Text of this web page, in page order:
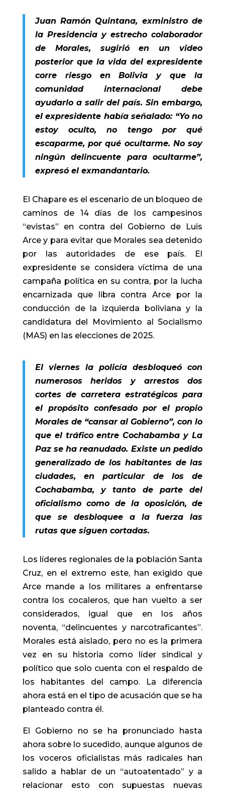
Juan Ramón Quintana, exministro de
la Presidencia y estrecho colaborador
de Morales, sugirió en un video
posterior que la vida del expresidente
corre riesgo en Bolivia y que la
comunidad internacional debe
ayudarlo a salir del país. Sin embargo,
el expresidente había señalado: “Yo no
estoy oculto, no tengo por qué
escaparme, por qué ocultarme. No soy
ningún delincuente para ocultarme”,
expresó el exmandantario.
El Chapare es el escenario de un bloqueo de
caminos de 14 días de los campesinos
“evistas” en contra del Gobierno de Luis
Arce y para evitar que Morales sea detenido
por las autoridades de ese país. El
expresidente se considera víctima de una
campaña política en su contra, por la lucha
encarnizada que libra contra Arce por la
conducción de la izquierda boliviana y la
candidatura del Movimiento al Socialismo
(MAS) en las elecciones de 2025.
El viernes la policía desbloqueó con
numerosos heridos y arrestos dos
cortes de carretera estratégicos para
el propósito confesado por el propio
Morales de “cansar al Gobierno”, con lo
que el tráfico entre Cochabamba y La
Paz se ha reanudado. Existe un pedido
generalizado de los habitantes de las
ciudades, en particular de los de
Cochabamba, y tanto de parte del
oficialismo como de la oposición, de
que se desbloquee a la fuerza las
rutas que siguen cortadas.
Los líderes regionales de la población Santa
Cruz, en el extremo este, han exigido que
Arce mande a los militares a enfrentarse
contra los cocaleros, que han vuelto a ser
considerados, igual que en los años
noventa, “delincuentes y narcotraficantes”.
Morales está aislado, pero no es la primera
vez en su historia como líder sindical y
político que solo cuenta con el respaldo de
los habitantes del campo. La diferencia
ahora está en el tipo de acusación que se ha
planteado contra él.
El Gobierno no se ha pronunciado hasta
ahora sobre lo sucedido, aunque algunos de
los voceros oficialistas más radicales han
salido a hablar de un “autoatentado” y a
relacionar esto con supuestas nuevas